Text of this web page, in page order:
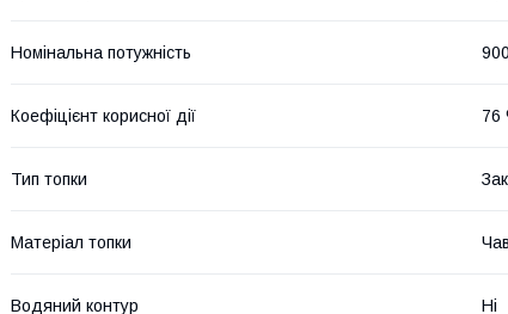
Номінальна потужність
Коефіцієнт корисної дії 76
Тип топки
Матеріал топки
Водяний контур Ні